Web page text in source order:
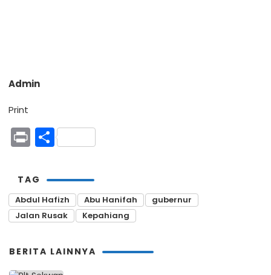
Admin
Print
PrintShare
TAG
Abdul Hafizh Abu Hanifah
gubernur
Jalan Rusak
Kepahiang
BERITA LAINNYA